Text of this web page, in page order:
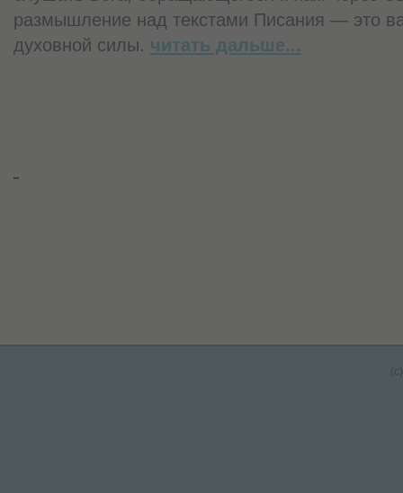
размышление над текстами Писания — это
духовной силы. читать дальше...